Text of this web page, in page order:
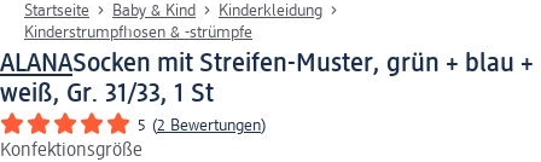
Startseite Baby & Kind
Kinderkleidung
Kinderstrumpfhosen & -strümpfe
ALANASocken mit Streifen-Muster, grün + blau +
weiß, Gr. 31/33, 1 St
5 (2 Bewertungen)
Konfektionsgröße